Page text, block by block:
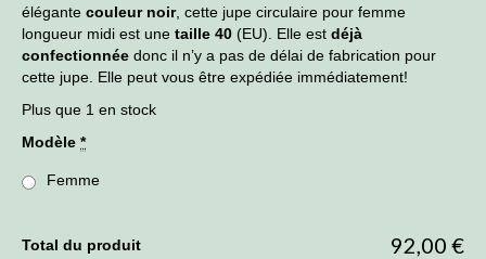
élégante couleur noir, cette jupe circulaire pour femme
longueur midi est une taille 40 (EU). Elle est déjà
confectionnée donc il n’y a pas de délai de fabrication pour
cette jupe. Elle peut vous être expédiée immédiatement!
Plus que 1 en stock
Modèle *
Femme
Total du produit 92,00 €